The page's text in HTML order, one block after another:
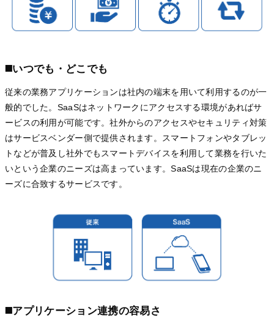
◼️いつでも・どこでも
従来の業務アプリケーションは社内の端末を用いて利用するのが一
般的でした。SaaSはネットワークにアクセスする環境があればサ
ービスの利用が可能です。社外からのアクセスやセキュリティ対策
はサービスベンダー側で提供されます。スマートフォンやタブレッ
トなどが普及し社外でもスマートデバイスを利用して業務を行いた
いという企業のニーズは高まっています。SaaSは現在の企業のニ
ーズに合致するサービスです。
◼️アプリケーション連携の容易さ